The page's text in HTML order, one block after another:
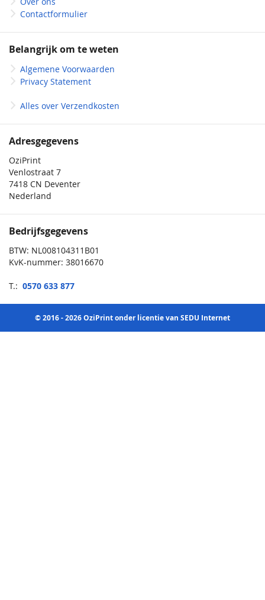
Contactformulier
Belangrijk om te weten
Algemene Voorwaarden
Privacy Statement
Alles over Verzendkosten
Adresgegevens
OziPrint
Venlostraat 7
7418 CN Deventer
Nederland
Bedrijfsgegevens
BTW: NL008104311B01
KvK-nummer: 38016670
T.: 0570 633 877
© 2016 - 2026 OziPrint onder licentie van SEDU Internet